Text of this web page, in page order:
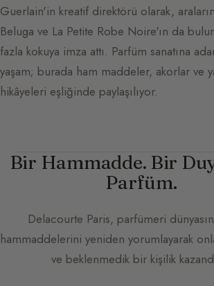
Guerlain'in kreatif direktörü olarak,
Beluga ve La Petite Robe Noire'ın da
fazla kokuya imza attı. Parfüm sanatına
yaşam; burada ham maddeler, akorlar ve
hikâyeleri eşliğinde paylaşılıyor.
Bir Hammadde. Bir
Parfüm.
Delacourte Paris, parfümeri
hammaddelerini yeniden yorumlayarak
ve beklenmedik bir kişilik